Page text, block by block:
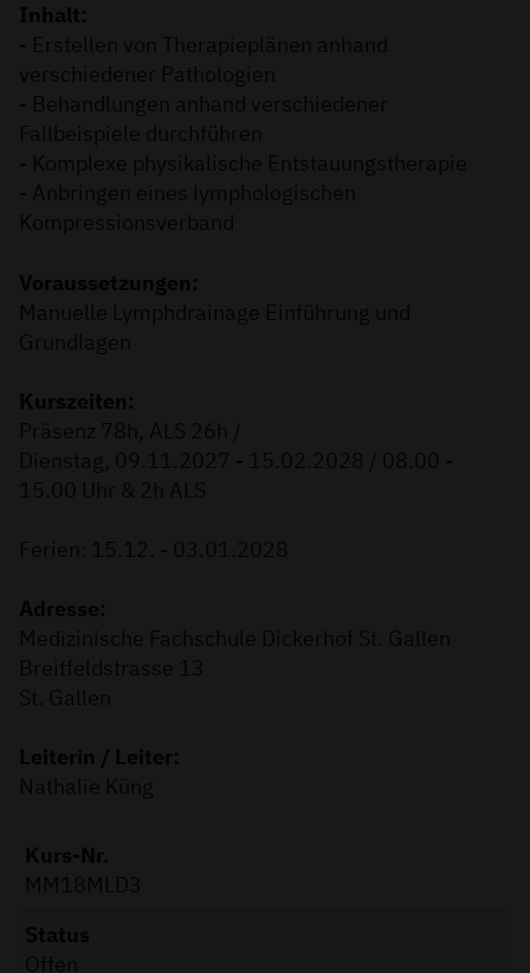
Inhalt:
- Erstellen von Therapieplänen anhand
verschiedener Pathologien
- Behandlungen anhand verschiedener
Fallbeispiele durchführen
- Komplexe physikalische Entstauungstherapie
- Anbringen eines lymphologischen
Kompressionsverband
Voraussetzungen:
Manuelle Lymphdrainage Einführung und
Grundlagen
Kurszeiten:
Präsenz 78h, ALS 26h /
Dienstag, 09.11.2027 - 15.02.2028 / 08.00 -
15.00 Uhr & 2h ALS
Ferien: 15.12. - 03.01.2028
Adresse:
Medizinische Fachschule Dickerhof St. Gallen
Breitfeldstrasse 13
St. Gallen
Leiterin / Leiter:
Nathalie Küng
Kurs-Nr.
MM18MLD3